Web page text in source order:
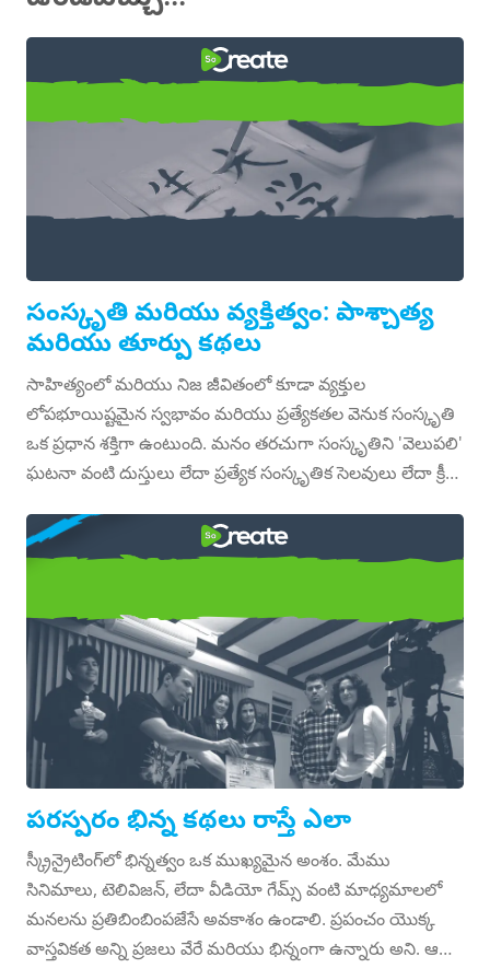
సంస్కృతి మరియు వ్యక్తిత్వం
సంస్కృతి మరియు వ్యక్తిత్వం: పాశ్చాత్య
మరియు తూర్పు కథలు
సాహిత్యంలో మరియు నిజ జీవితంలో కూడా వ్యక్తుల
లోపభూయిష్టమైన స్వభావం మరియు ప్రత్యేకతల వెనుక సంస్కృతి
ఒక ప్రధాన శక్తిగా ఉంటుంది. మనం తరచుగా సంస్కృతిని 'వెలుపలి'
ఘటనా వంటి దుస్తులు లేదా ప్రత్యేక సంస్కృతిక సెలవులు లేదా క్రీడా
సంస్కృతిలో జన్మించామో దానిలో profoundly ప్రపంచాన్ని ఎలా
అవగాహన చేస్తామో అది ఆకర్షిస్తుంది — మనకు తెలియదు కానీ.
మరియు ప్రవర్తనలను ప్రభావితం చేస్తుంది. ఉదాహరణకు, పాశ్చాత్య
సంస్కృతి మరియు దూర సంస్కృతుల మధ్య నిర్వహించేవి,
పాశ్చాత్యంలో మాంసాహారం తినడం అసహ్యంగా ఉంటుంది ...
ఎలా
పరస్పరం భిన్న కథలు రాస్తే ఎలా
స్క్రీన్రైటింగ్‌లో భిన్నత్వం ఒక ముఖ్యమైన అంశం. మేము
సినిమాలు, టెలివిజన్, లేదా వీడియో గేమ్స్ వంటి మాధ్యమాలలో
మనలను ప్రతిబింబింపజేసే అవకాశం ఉండాలి. ప్రపంచం యొక్క
వాస్తవికత అన్ని ప్రజలు వేరే మరియు భిన్నంగా ఉన్నారు అని. ఆ